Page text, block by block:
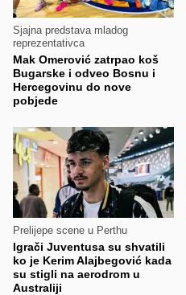
Sjajna predstava mladog
reprezentativca
Mak Omerović zatrpao koš
Bugarske i odveo Bosnu i
Hercegovinu do nove
pobjede
Prelijepe scene u Perthu
Igrači Juventusa su shvatili
ko je Kerim Alajbegović kada
su stigli na aerodrom u
Australiji